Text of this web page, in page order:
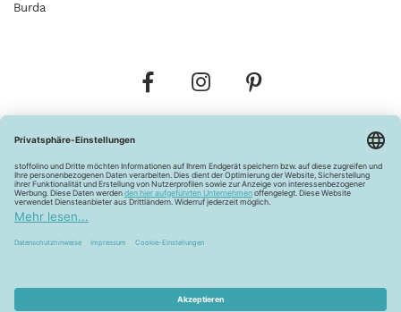
Burda
Widerrufsbelehrung Vertrag widerrufen
Barrierefreiheitserklärung
Pflegehinweise